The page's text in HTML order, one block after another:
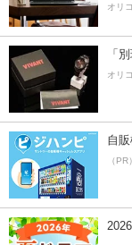
オリ
「
オリ
自
（